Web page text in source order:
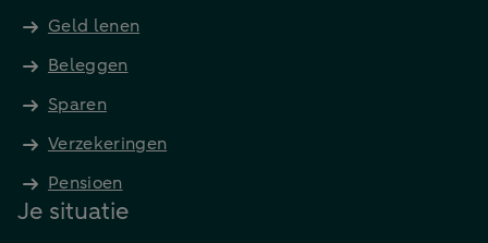
Geld lenen
Beleggen
Sparen
Verzekeringen
Pensioen
Je situatie